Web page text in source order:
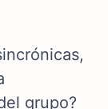
grupo?